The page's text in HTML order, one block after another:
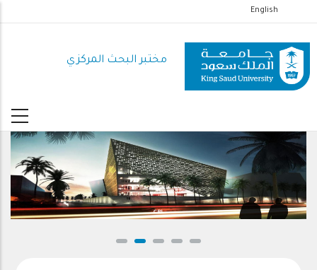
إلى
المحتوى
الرئيسي
English
مختبر البحث المركزي
CRL